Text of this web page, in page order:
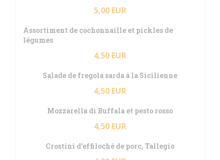
5,00 EUR
Assortiment de cochonnaille et pickles de
légumes
4,50 EUR
Salade de fregola sarda à la Sicilienne
4,50 EUR
Mozzarella di Buffala et pesto rosso
4,50 EUR
Crostini d'effiloché de porc, Tallegio